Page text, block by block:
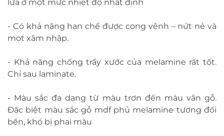
lửa ở một mức nhiệt độ nhất định
- Có khả năng hạn chế được cong vênh – nứt nẻ và
mọt xâm nhập.
- Khả năng chống trầy xước của melamine rất tốt.
Chỉ sau laminate.
- Màu sắc đa dạng từ màu trơn đến màu vân gỗ.
Đặc biệt màu sắc gỗ mdf phủ melamine tương đối
bền, khó bị phai màu